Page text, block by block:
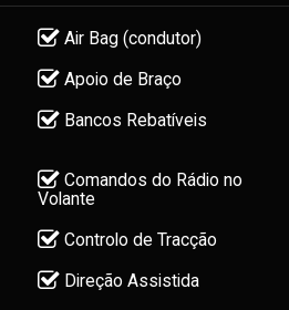
Air Bag (condutor)
Apoio de Braço
Bancos Rebatíveis
Comandos do Rádio no
Volante
Controlo de Tracção
Direção Assistida